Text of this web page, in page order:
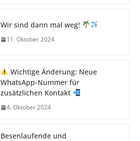
Wir sind dann mal weg!
11. Oktober 2024
Wichtige Änderung: Neue
WhatsApp-Nummer für
zusätzlichen Kontakt
4. Oktober 2024
Besenlaufende und